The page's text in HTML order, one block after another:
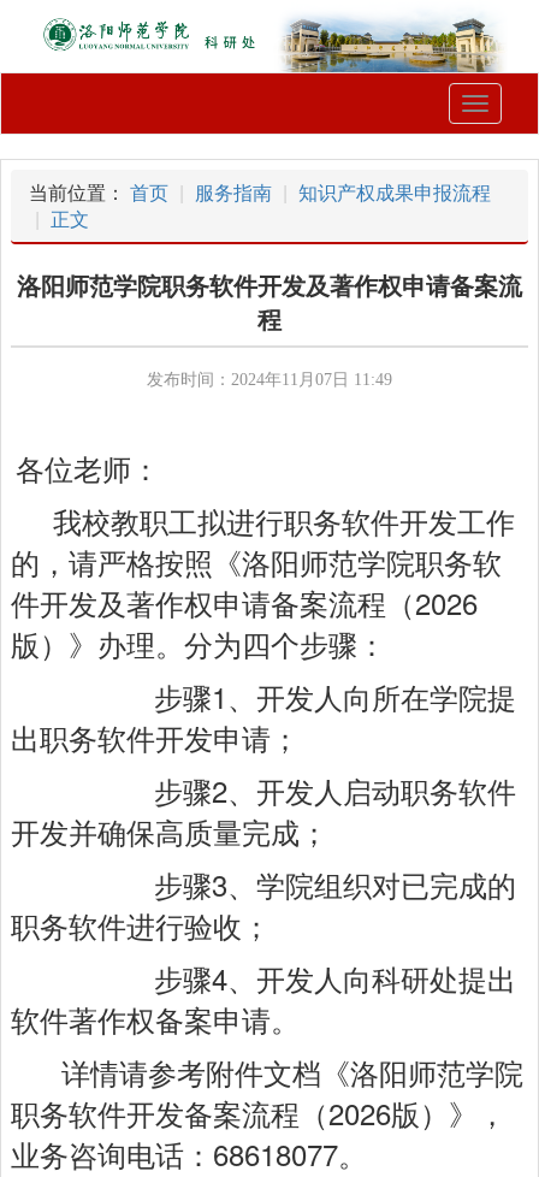
Toggle
当前位置： 首页 服务指南
知识产权成果申报流程
正文
洛阳师范学院职务软件开发及著作权申请备案流
程
发布时间：2024年11月07日 11:49
各位老师：
我校教职工拟进行职务软件开发工作
的，请严格按照《洛阳师范学院职务软
件开发及著作权申请备案流程（2026
版）》办理。 分为四个步骤：
步骤1、开发人向所在学院提
出职务软件开发申请；
步骤2、开发人启动职务软件
开发并确保高质量完成；
步骤3、学院组织对已完成的
职务软件进行验收；
步骤4、开发人向科研处提出
软件著作权备案申请。
详情请参考附件文档 《洛阳师范学院
职务软件开发备案流程（2026版）》，
业务咨询电话：68618077。